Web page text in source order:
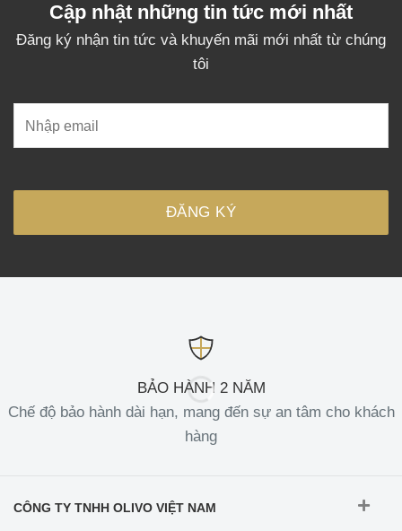
Cập nhật những tin tức mới nhất
Đăng ký nhận tin tức và khuyến mãi mới nhất từ chúng
tôi
BẢO HÀNH 2 NĂM
Chế độ bảo hành dài hạn, mang đến sự an tâm cho khách
hàng
CÔNG TY TNHH OLIVO VIỆT NAM